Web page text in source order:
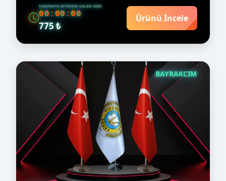
KAMPANYA BITIMINE KALAN SÜRE
00:00:00
775 ₺
Ürünü İncele
BAYRAKCIM